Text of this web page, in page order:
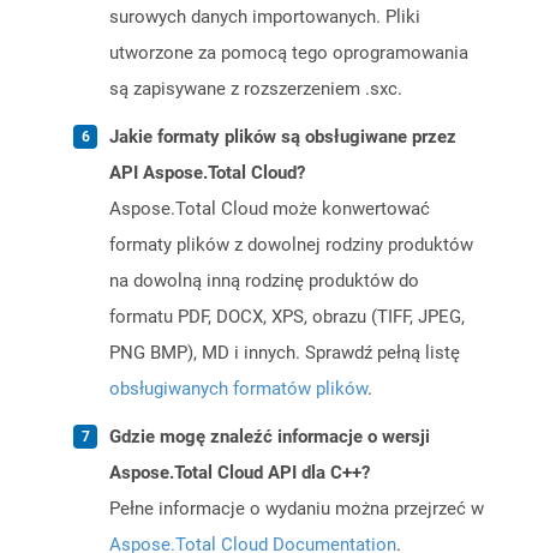
surowych danych importowanych. Pliki
utworzone za pomocą tego oprogramowania
są zapisywane z rozszerzeniem .sxc.
Jakie formaty plików są obsługiwane przez
API Aspose.Total Cloud?
Aspose.Total Cloud może konwertować
formaty plików z dowolnej rodziny produktów
na dowolną inną rodzinę produktów do
formatu PDF, DOCX, XPS, obrazu (TIFF, JPEG,
PNG BMP), MD i innych. Sprawdź pełną listę
obsługiwanych formatów plików.
Gdzie mogę znaleźć informacje o wersji
Aspose.Total Cloud API dla C++?
Pełne informacje o wydaniu można przejrzeć w
Aspose.Total Cloud Documentation.